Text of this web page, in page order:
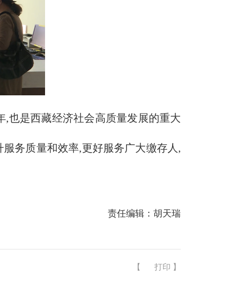
,也是西藏经济社会高质量发展的重大
务质量和效率,更好服务广大缴存人,
责任编辑：胡天瑞
【 打印 】